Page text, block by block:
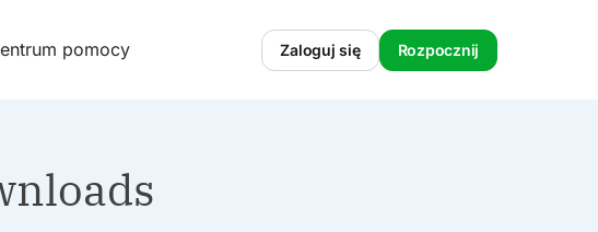
pomocy Zaloguj się Rozpocznij